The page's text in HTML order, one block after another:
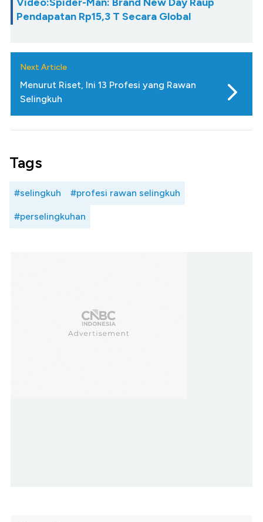
Pendapatan Rp15,3 T Secara Global
Next Article
Menurut Riset, Ini 13 Profesi yang Rawan
Selingkuh
Tags
#selingkuh #profesi rawan selingkuh
#perselingkuhan